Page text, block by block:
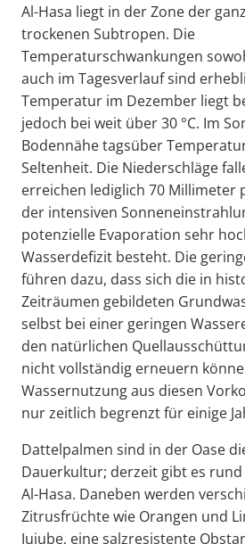
Al-Hasa liegt in der Zone der
trockenen Subtropen. Die
Temperaturschwankungen
auch im Tagesverlauf sind
Temperatur im Dezember liegt
jedoch bei weit über 30 °C. Im
Bodennähe tagsüber
Seltenheit. Die Niederschläge
erreichen lediglich 70 Millimeter
der intensiven
potenzielle Evaporation sehr
Wasserdefizit besteht. Die
führen dazu, dass sich die in
Zeiträumen gebildeten
selbst bei einer geringen
den natürlichen
nicht vollständig erneuern
Wassernutzung aus diesen
nur zeitlich begrenzt für einige
Dattelpalmen sind in der Oase
Dauerkultur; derzeit gibt es rund
Al-Hasa. Daneben werden
Zitrusfrüchte wie Orangen und
Jujube, eine salzresistente